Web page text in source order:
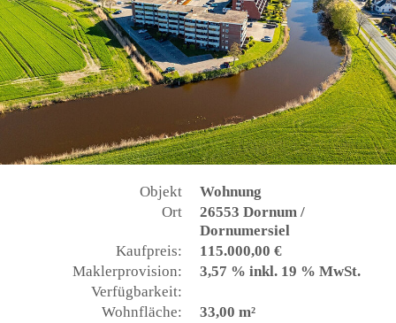
Objekt
Wohnung
Ort
26553 Dornum /
Dornumersiel
Kaufpreis:
115.000,00 €
Maklerprovision:
3,57 % inkl. 19 % MwSt.
Verfügbarkeit:
Wohnfläche:
33,00 m²